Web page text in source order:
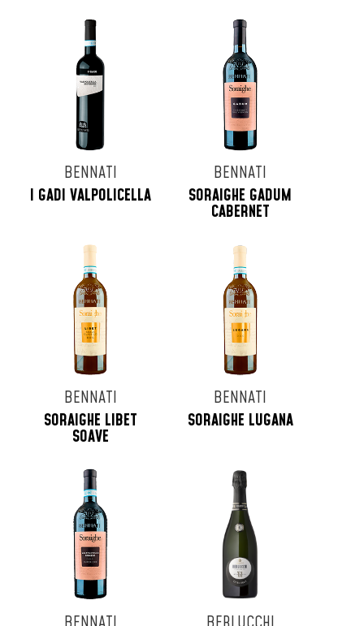
BENNATI
I GADI VALPOLICELLA
BENNATI
SORAIGHE GADUM
CABERNET
BENNATI
SORAIGHE LIBET
SOAVE
BENNATI
SORAIGHE LUGANA